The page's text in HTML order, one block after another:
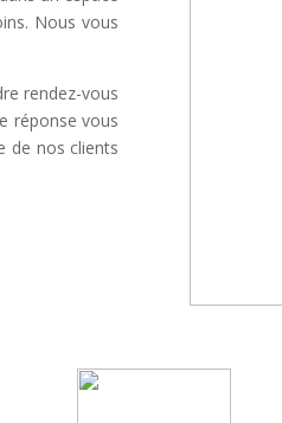
Nous vous
rendez-vous
réponse vous
de nos clients